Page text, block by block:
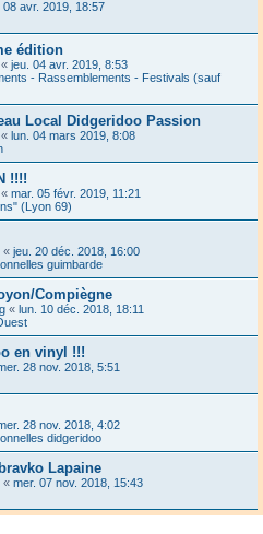
08 avr. 2019, 18:57
édition
« jeu. 04 avr. 2019, 8:53
- Rassemblements - Festivals (sauf
Local Didgeridoo Passion
« lun. 04 mars 2019, 8:08
!!!!
« mar. 05 févr. 2019, 11:21
(Lyon 69)
« jeu. 20 déc. 2018, 16:00
guimbarde
Compiègne
« lun. 10 déc. 2018, 18:11
en vinyl !!!
28 nov. 2018, 5:51
28 nov. 2018, 4:02
didgeridoo
Lapaine
« mer. 07 nov. 2018, 15:43